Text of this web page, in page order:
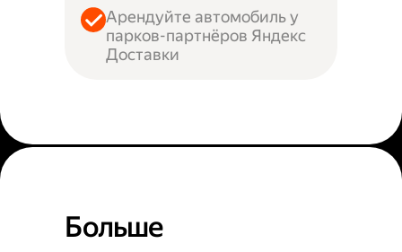
Арендуйте автомобиль у
парков-партнёров Яндекс
Доставки
Больше